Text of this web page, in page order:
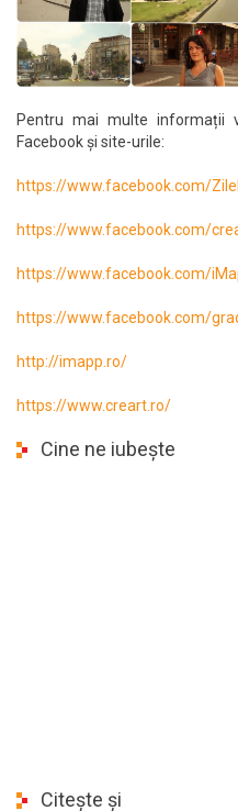
Pentru mai multe informații
Facebook și site-urile:
https://www.facebook.com/
https://www.facebook.com/
https://www.facebook.com/
https://www.facebook.com/
http://imapp.ro/
https://www.creart.ro/
Cine ne iubește
Citește și